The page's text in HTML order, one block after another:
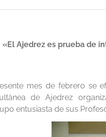
«El Ajedrez es prueba de
mes de febrero se
de Ajedrez
entusiasta de sus